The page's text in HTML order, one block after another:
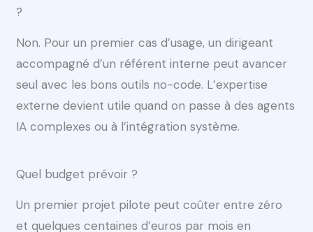
?
Non. Pour un premier cas d’usage, un dirigeant
accompagné d’un référent interne peut avancer
seul avec les bons outils no-code. L’expertise
externe devient utile quand on passe à des agents
IA complexes ou à l’intégration système.
Quel budget prévoir ?
Un premier projet pilote peut coûter entre zéro
et quelques centaines d’euros par mois en